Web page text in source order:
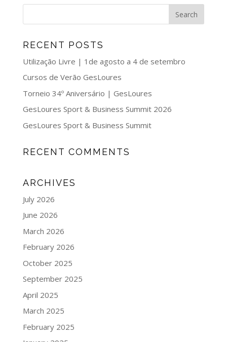
RECENT POSTS
Utilização Livre | 1de agosto a 4 de setembro
Cursos de Verão GesLoures
Torneio 34º Aniversário | GesLoures
GesLoures Sport & Business Summit 2026
GesLoures Sport & Business Summit
RECENT COMMENTS
ARCHIVES
July 2026
June 2026
March 2026
February 2026
October 2025
September 2025
April 2025
March 2025
February 2025